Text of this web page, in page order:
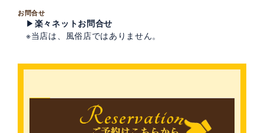
お問合せ
▶ 楽々ネットお問合せ
※当店は、風俗店ではありません。